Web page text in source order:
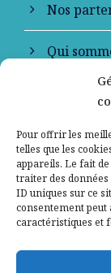
Pour offrir les
telles que les
appareils. Le fait
traiter des données
ID uniques sur ce
consentement
caractéristiques et
Nos
Qui
Mentions
Politique